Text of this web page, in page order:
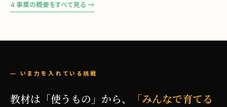
4 事業の概要をすべて見る →
— いま力を入れている挑戦
教材は「使うもの」から、
「みんなで育てる